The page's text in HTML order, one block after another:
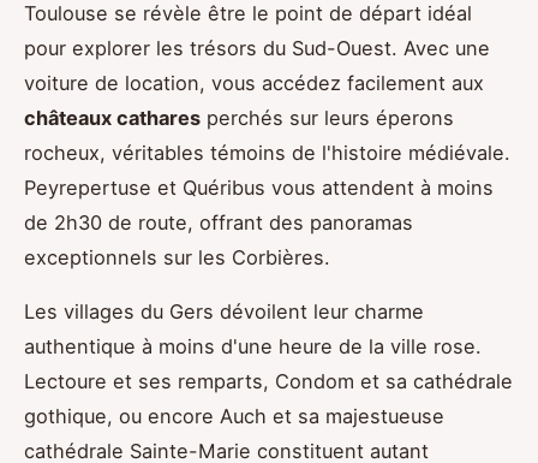
Toulouse se révèle être le point de départ idéal
pour explorer les trésors du Sud-Ouest. Avec une
voiture de location, vous accédez facilement aux
châteaux cathares perchés sur leurs éperons
rocheux, véritables témoins de l'histoire médiévale.
Peyrepertuse et Quéribus vous attendent à moins
de 2h30 de route, offrant des panoramas
exceptionnels sur les Corbières.
Les villages du Gers dévoilent leur charme
authentique à moins d'une heure de la ville rose.
Lectoure et ses remparts, Condom et sa cathédrale
gothique, ou encore Auch et sa majestueuse
cathédrale Sainte-Marie constituent autant